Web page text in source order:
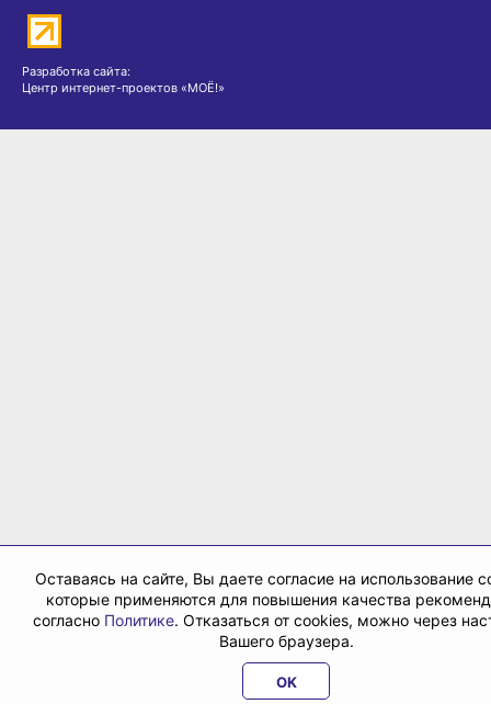
Разработка сайта:
Центр интернет-проектов «МОЁ!»
Оставаясь на сайте, Вы даете согласие на использование
которые применяются для повышения качества
согласно Политике. Отказаться от cookies, можно через
Вашего браузера.
OK